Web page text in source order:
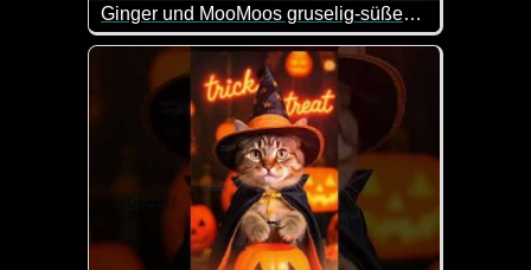
Ginger und MooMoos gruselig-süßes Halloween
Wenn das kein nettes Halloween-Video ist.